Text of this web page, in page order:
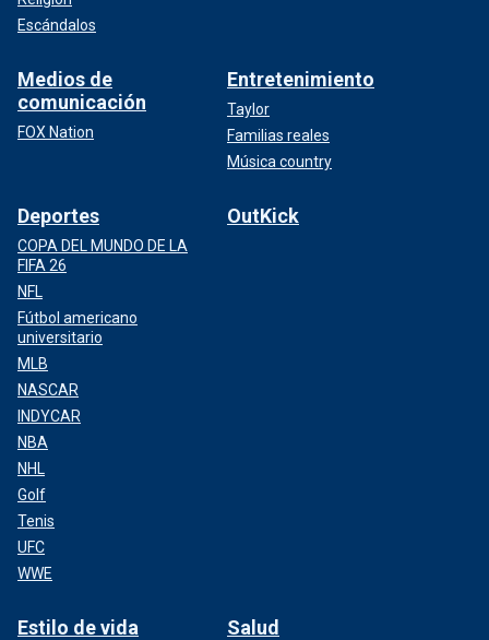
Escándalos
Medios de
comunicación
FOX Nation
Entretenimiento
Taylor
Familias reales
Música country
Deportes
COPA DEL MUNDO DE LA
FIFA 26
NFL
Fútbol americano
universitario
MLB
NASCAR
INDYCAR
NBA
NHL
Golf
Tenis
UFC
WWE
OutKick
Estilo de vida Salud